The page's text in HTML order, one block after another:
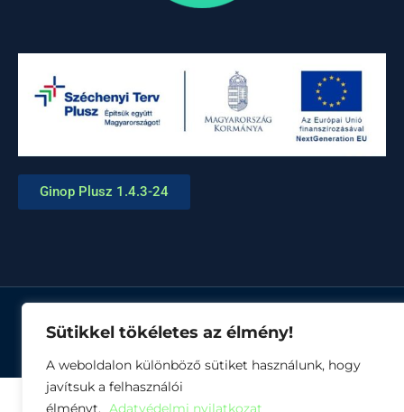
Sütikkel tökéletes az élmény!
A weboldalon különböző sütiket használunk, hogy
javítsuk a felhasználói
élményt. Adatvédelmi nyilatkozat
Ginop Plusz 1.4.3-24
© Minden jog fenntartva